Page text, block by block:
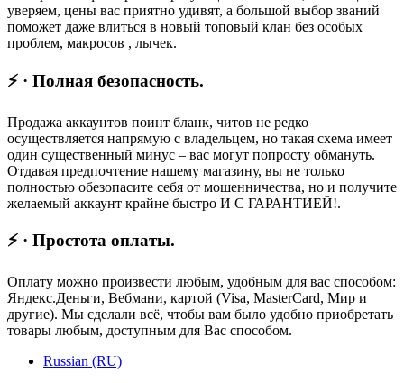
уверяем, цены вас приятно удивят, а большой выбор званий
поможет даже влиться в новый топовый клан без особых
проблем, макросов , лычек.
⚡ · Полная безопасность.
Продажа аккаунтов поинт бланк, читов не редко
осуществляется напрямую с владельцем, но такая схема имеет
один существенный минус – вас могут попросту обмануть.
Отдавая предпочтение нашему магазину, вы не только
полностью обезопасите себя от мошенничества, но и получите
желаемый аккаунт крайне быстро И С ГАРАНТИЕЙ!.
⚡ · Простота оплаты.
Оплату можно произвести любым, удобным для вас способом:
Яндекс.Деньги, Вебмани, картой (Visa, MasterCard, Мир и
другие). Мы сделали всё, чтобы вам было удобно приобретать
товары любым, доступным для Вас способом.
Russian (RU)